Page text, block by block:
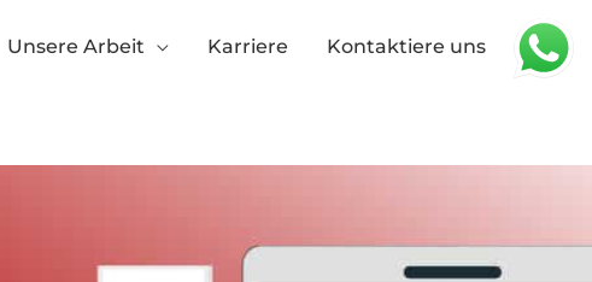
Unsere Arbeit Karriere Kontaktiere uns